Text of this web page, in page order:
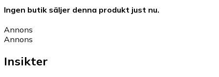
Ingen butik säljer denna produkt just nu.
Annons
Annons
Insikter